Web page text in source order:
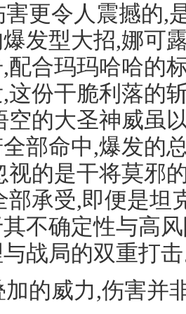
害更令人震撼的,
发型大招,娜可
配合玛玛哈哈的
这份干脆利落的
空的大圣神威虽
部命中,爆发的
视的是干将莫邪
部承受,即便是坦
不确定性与高
战局的双重打
加的威力,伤害并